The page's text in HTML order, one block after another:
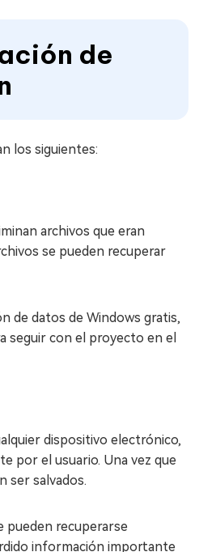
de
los siguientes:
archivos que eran
se pueden recuperar
de datos de Windows gratis,
seguir con el proyecto en el
dispositivo electrónico,
por el usuario. Una vez que
ser salvados.
pueden recuperarse
información importante